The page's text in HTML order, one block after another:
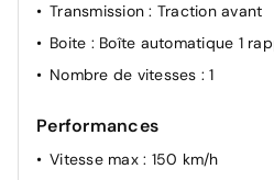
Transmission: Traction avant
Boite : Boîte automatique 1
Nombre de vitesses : 1
Performances
Vitesse max : 150 km/h